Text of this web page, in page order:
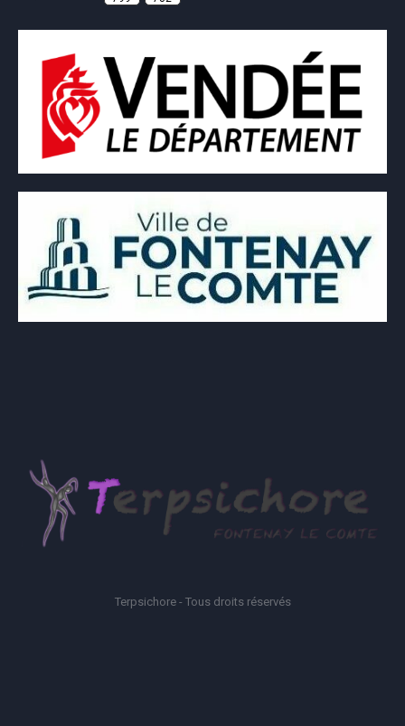
Terpsichore - Tous droits réservés